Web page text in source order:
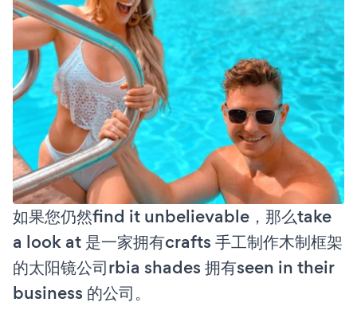
如果您仍然find it unbelievable，那么take
a look at 是一家拥有crafts 手工制作木制框架
的太阳镜公司rbia shades 拥有seen in their
business 的公司。